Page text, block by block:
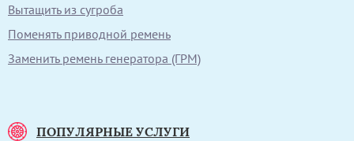
Вытащить из сугроба
Поменять приводной ремень
Заменить ремень генератора (ГРМ)
ПОПУЛЯРНЫЕ УСЛУГИ